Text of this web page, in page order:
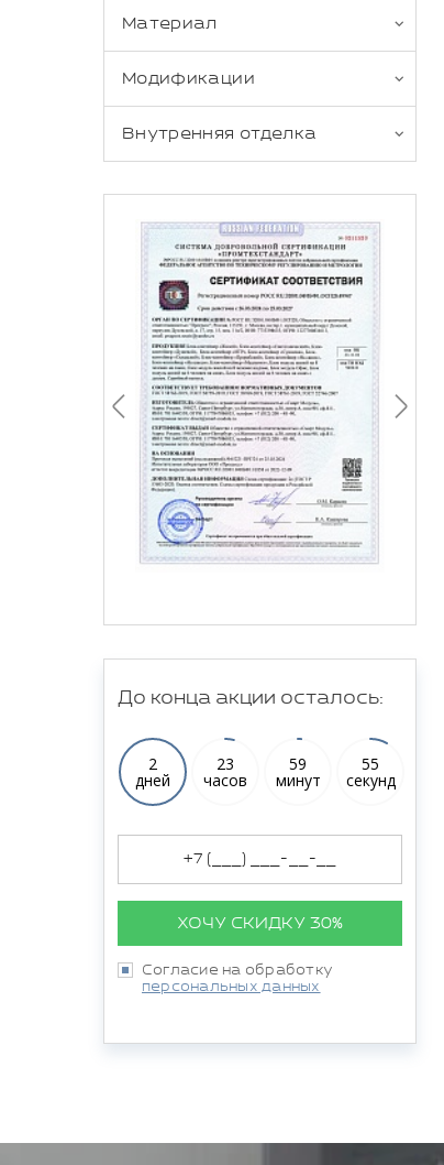
Материал
Модификации
Внутренняя отделка
До конца акции осталось:
2
дней
23
часов
59
минут
54
секунд
ХОЧУ СКИДКУ 30%
Согласие на обработку
персональных данных